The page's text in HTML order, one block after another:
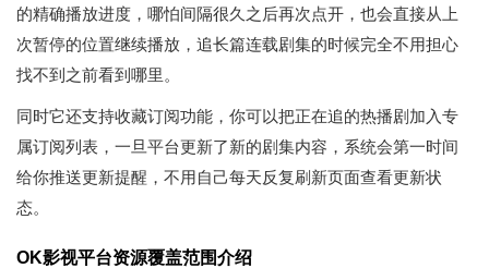
的精确播放进度，哪怕间隔很久之后再次点开，也会直接从上
次暂停的位置继续播放，追长篇连载剧集的时候完全不用担心
找不到之前看到哪里。
同时它还支持收藏订阅功能，你可以把正在追的热播剧加入专
属订阅列表，一旦平台更新了新的剧集内容，系统会第一时间
给你推送更新提醒，不用自己每天反复刷新页面查看更新状
态。
OK影视平台资源覆盖范围介绍